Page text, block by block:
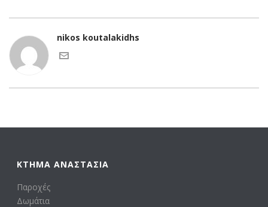
nikos koutalakidhs
ΚΤΗΜΑ ΑΝΑΣΤΑΣΙΑ
Παροχές
Δωμάτια